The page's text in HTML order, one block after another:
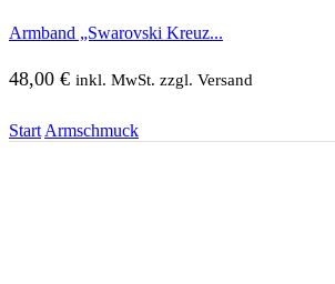
Armband „Swarovski Kreuz...
48,00 € inkl. MwSt. zzgl. Versand
Start Armschmuck